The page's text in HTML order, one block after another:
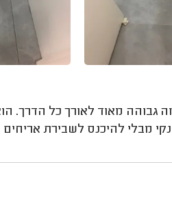
גבוהה מאוד לאורך כל הדרך.
מבלי להיכנס לשבירת